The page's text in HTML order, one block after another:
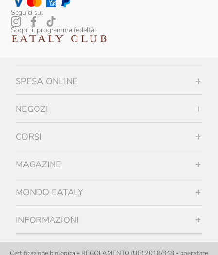
Seguici su:
Scopri il programma fedeltà:
SPESA ONLINE
NEGOZI
CORSI
MAGAZINE
MONDO EATALY
INFORMAZIONI
Certificazione biologica - REGOLAMENTO (UE) 2018/848 - operatore